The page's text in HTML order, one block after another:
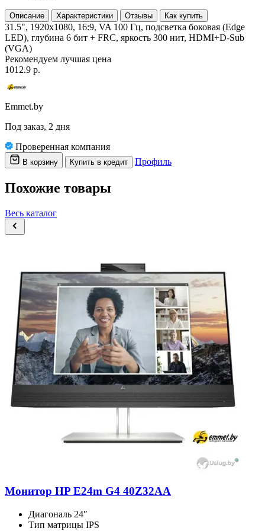
Описание Характеристики Отзывы Как купить
31.5", 1920x1080, 16:9, VA 100 Гц, подсветка боковая (Edge
LED), глубина 6 бит + FRC, яркость 300 нит, HDMI+D-Sub
(VGA)
Рекомендуем лучшая цена
1012.9 р.
Emmet.by
Под заказ, 2 дня
Проверенная компания
В корзину Купить в кредит Профиль
Похожие товары
Весь каталог
Монитор HP E24m G4 40Z32AA
Диагональ 24″
Тип матрицы IPS